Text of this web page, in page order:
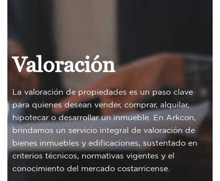
Valoración
La valoración de propiedades es un paso clave
para quienes desean vender, comprar, alquilar,
hipotecar o desarrollar un inmueble. En Arkcon,
brindamos un servicio integral de valoración de
bienes inmuebles y edificaciones, sustentado en
criterios técnicos, normativas vigentes y el
conocimiento del mercado costarricense.